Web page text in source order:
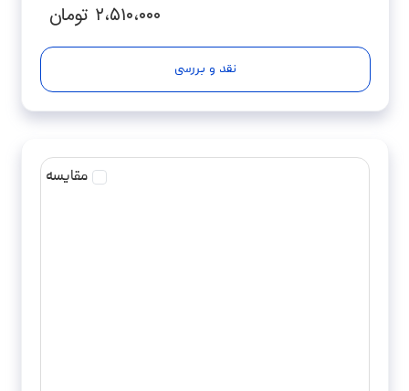
۲،۵۱۰،۰۰۰ تومان
نقد و بررسی
مقایسه